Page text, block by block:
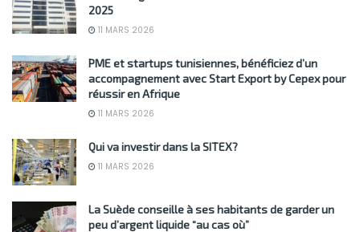
2025
11 MARS 2026
PME et startups tunisiennes, bénéficiez d’un
accompagnement avec Start Export by Cepex pour
réussir en Afrique
11 MARS 2026
Qui va investir dans la SITEX?
11 MARS 2026
La Suède conseille à ses habitants de garder un
peu d’argent liquide “au cas où”